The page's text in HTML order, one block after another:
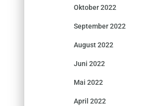
Oktober 2022
September 2022
August 2022
Juni 2022
Mai 2022
April 2022